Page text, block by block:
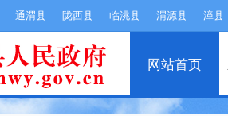
通渭县 陇西县 临洮县 渭源县 漳县
网站首页